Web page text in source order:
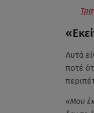
Αυτά
ποτέ
«Μου